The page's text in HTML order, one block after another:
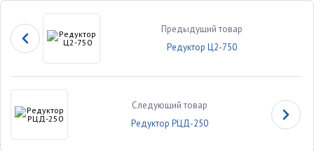
Предыдущий товар
Редуктор Ц2-750
Следующий товар
Редуктор РЦД-250